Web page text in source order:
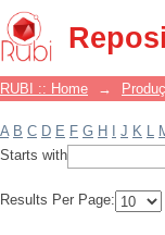
Filter by:
RUBI :: Home →
A B C D E F G H J K L
Starts with
Results Per Page: